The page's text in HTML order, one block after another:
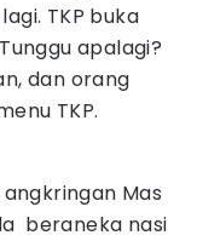
TKP buka
apalagi?
dan orang
TKP.
Mas
beraneka nasi